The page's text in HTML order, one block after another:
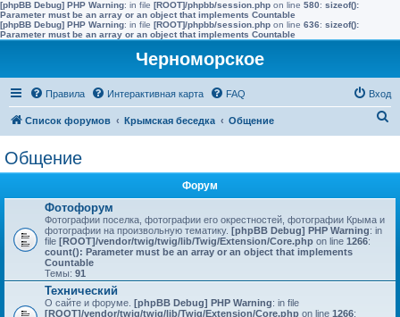
[phpBB Debug] PHP Warning: in file [ROOT]/phpbb/session.php on line 580: sizeof():
Parameter must be an array or an object that implements Countable
[phpBB Debug] PHP Warning: in file [ROOT]/phpbb/session.php on line 636: sizeof():
Parameter must be an array or an object that implements Countable
Черноморское
Правила Интерактивная карта FAQ Вход
Список форумов Крымская беседка Общение
Общение
Форум
Фотофорум
Фотографии поселка, фотографии его окрестностей, фотографии Крыма и
фотографии на произвольную тематику. [phpBB Debug] PHP Warning: in
file [ROOT]/vendor/twig/twig/lib/Twig/Extension/Core.php on line 1266:
count(): Parameter must be an array or an object that implements
Countable
Темы: 91
Технический
О сайте и форуме. [phpBB Debug] PHP Warning: in file
[ROOT]/vendor/twig/twig/lib/Twig/Extension/Core.php on line 1266: